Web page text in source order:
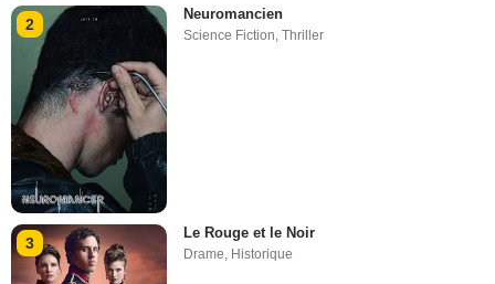
2
Neuromancien
Science Fiction,Thriller
3
Le Rouge et le Noir
Drame, Historique